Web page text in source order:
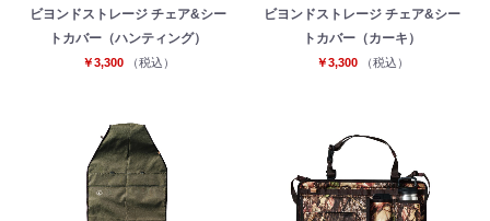
ビヨンドストレージ チェア&シー
トカバー（ハンティング）
￥3,300 （税込）
ビヨンドストレージ チェア&シー
トカバー（カーキ）
￥3,300 （税込）